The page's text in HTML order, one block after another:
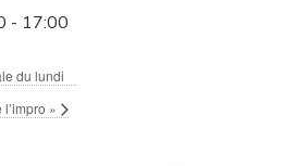
- 17:00
du lundi
»